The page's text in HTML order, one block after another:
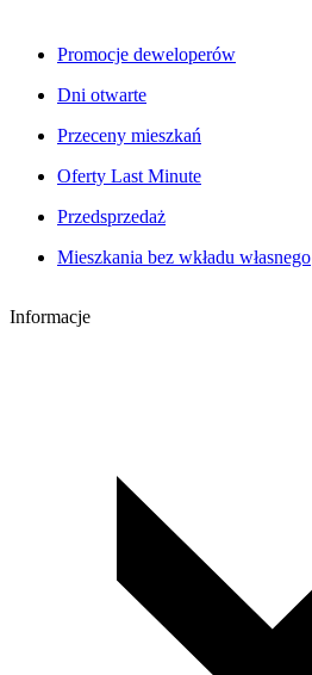
Promocje deweloperów
Dni otwarte
Przeceny mieszkań
Oferty Last Minute
Przedsprzedaż
Mieszkania bez wkładu własnego
Informacje